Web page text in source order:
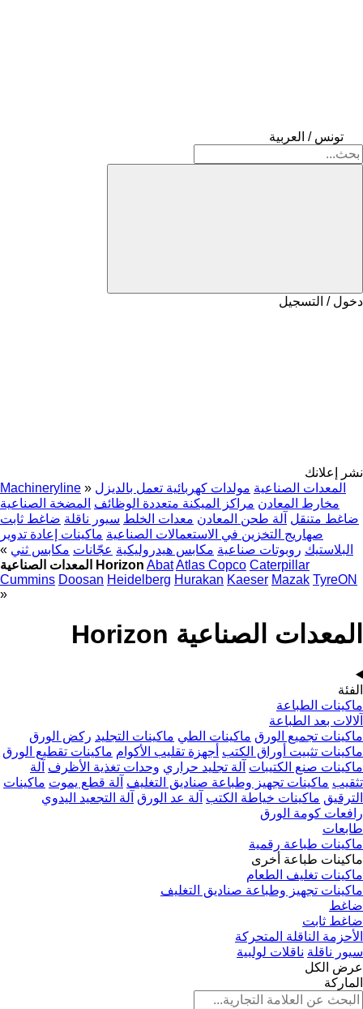
تونس / العربية
دخول / التسجيل
نشر إعلانك
Machineryline » المعدات الصناعية مولدات كهربائية تعمل بالديزل
مخارط المعادن مراكز الميكنة متعددة الوظائف المضخة الصناعية
ضاغط متنقل آلة طحن المعادن معدات الخلط سيور ناقلة ضاغط ثابت
صهاريج التخزين في الاستعمالات الصناعية ماكينات إعادة تدوير
البلاستيك روبوتات صناعية مكابس هيدروليكية عجّانات مكابس ثني »
المعدات الصناعية Horizon AbatAtlas Copco Caterpillar
Cummins Doosan Heidelberg Hurakan Kaeser Mazak TyreON
»
المعدات الصناعية Horizon
الفئة
ماكينات الطباعة
آلالات بعد الطباعة
ماكينات تجميع الورق ماكينات الطي ماكينات التجليد ركض الورق
ماكينات تثبيت أوراق الكتب أجهزة تقليب الأكوام ماكينات تقطيع الورق
ماكينات صنع الكتيبات آلة تجليد حراري وحدات تغذية الأظرف آلة
تثقيب ماكينات تجهيز وطباعة صناديق التغليف آلة قطع يموت ماكينات
الترقيق ماكينات خياطة الكتب آلة عد الورق آلة التجعيد اليدوي
رافعات كومة الورق
طابعات
ماكينات طباعة رقمية
ماكينات طباعة أخرى
ماكينات تغليف الطعام
ماكينات تجهيز وطباعة صناديق التغليف
ضاغط
ضاغط ثابت
الأحزمة الناقلة المتحركة
سيور ناقلة ناقلات لولبية
عرض الكل
الماركة